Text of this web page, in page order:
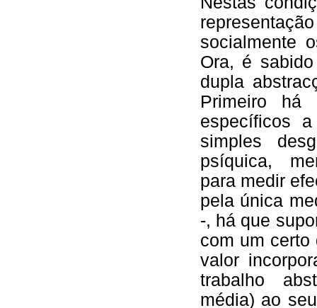
socialmente
Ora, é
dupla
Primeiro há
específicos
simples
psíquica,
para medir
pela única
-, há que
com um certo
valor
trabalho
média) ao